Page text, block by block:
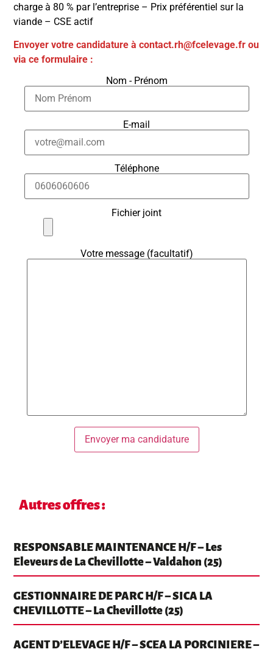
charge à 80 % par l’entreprise – Prix préférentiel sur la
viande – CSE actif
Envoyer votre candidature à contact.rh@fcelevage.fr ou
via ce formulaire :
Nom - Prénom
E-mail
Téléphone
Fichier joint
Votre message (facultatif)
Autres offres :
RESPONSABLE MAINTENANCE H/F – Les
Eleveurs de La Chevillotte – Valdahon (25)
GESTIONNAIRE DE PARC H/F – SICA LA
CHEVILLOTTE – La Chevillotte (25)
AGENT D’ELEVAGE H/F – SCEA LA PORCINIERE –